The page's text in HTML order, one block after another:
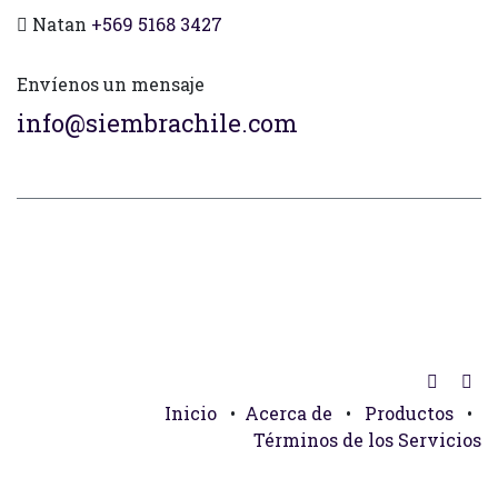
Natan +569 5168 3427
Envíenos un mensaje
info@siembrachile.com
Inicio • Acerca de • Productos
•
Términos de los Servicios